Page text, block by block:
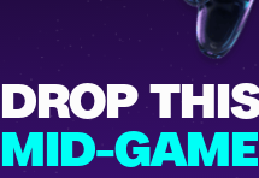
DROP
MID-GAME